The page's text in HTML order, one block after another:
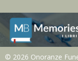
© 2026 Onoranze